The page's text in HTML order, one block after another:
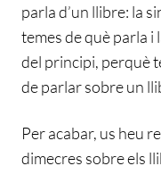
parla d’un llibre: la
temes de què parla i
del principi, perquè
de parlar sobre un
Per acabar, us heu
dimecres sobre els